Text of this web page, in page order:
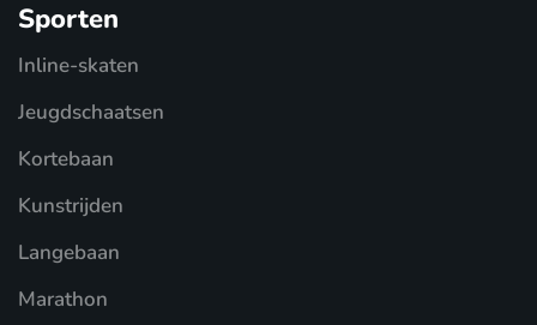
Sporten
Inline-skaten
Jeugdschaatsen
Kortebaan
Kunstrijden
Langebaan
Marathon